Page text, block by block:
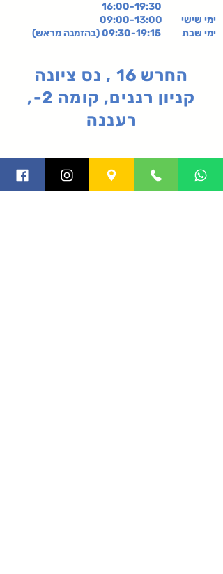
ימי שישי 09:00-13:00
ימי שבת 09:30-19:15 (בהזמנה מראש)
החרש 16 , נס ציונה
קניון רננים, קומה 2-,
רעננה